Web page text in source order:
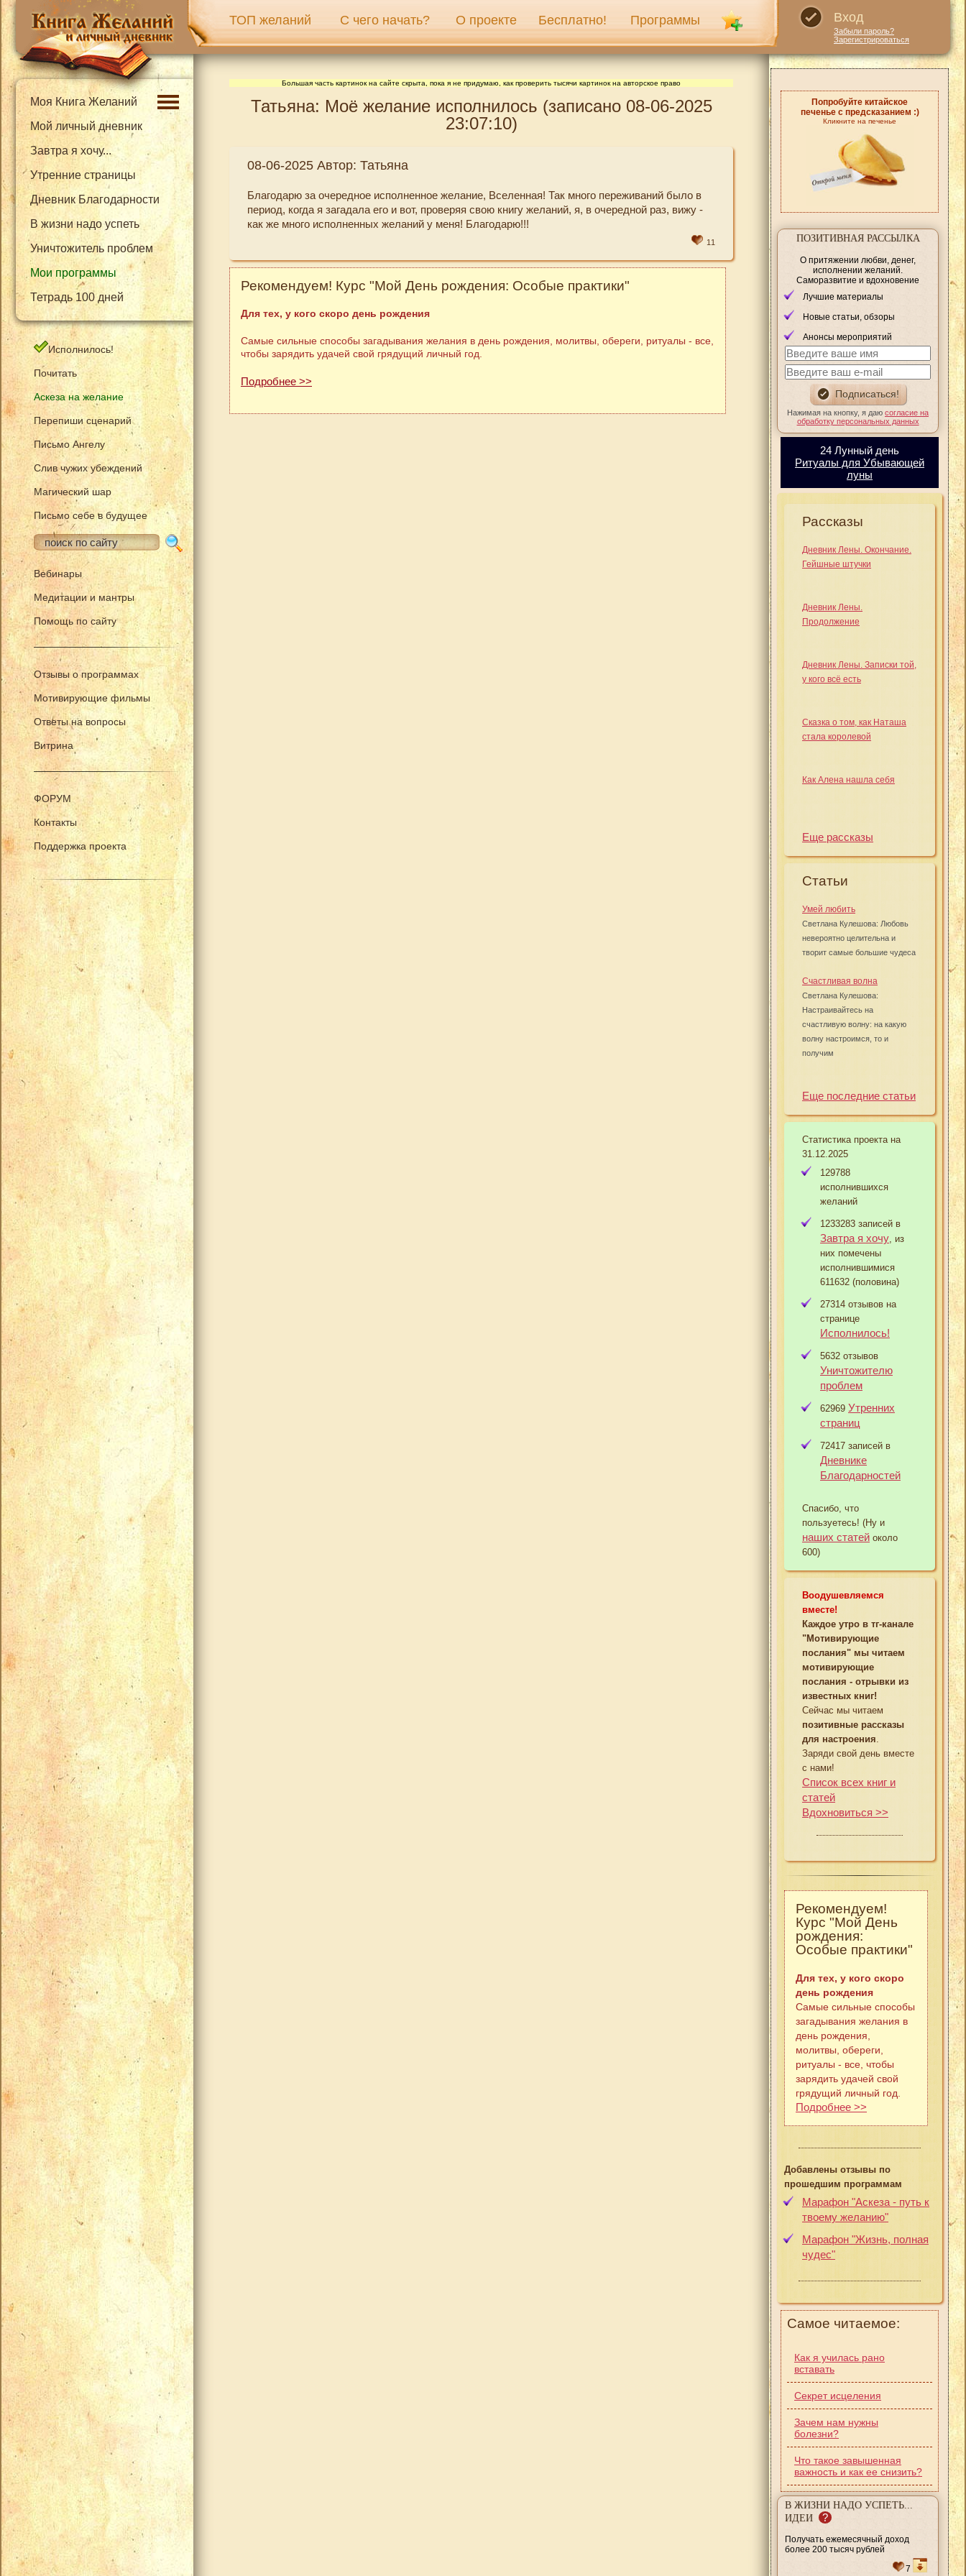
ТОП желаний С чего начать? О проекте Бесплатно! Программы Вход
Забыли пароль?
Зарегистрироваться
Моя Книга Желаний
Мой личный дневник
Завтра я хочу...
Утренние страницы
Дневник Благодарности
В жизни надо успеть
Уничтожитель проблем
Мои программы
Тетрадь 100 дней
Исполнилось!
Почитать
Аскеза на желание
Перепиши сценарий
Письмо Ангелу
Слив чужих убеждений
Магический шар
Письмо себе в будущее
Вебинары
Медитации и мантры
Помощь по сайту
Отзывы о программах
Мотивирующие фильмы
Ответы на вопросы
Витрина
ФОРУМ
Контакты
Поддержка проекта
Большая часть картинок на сайте скрыта, пока я не придумаю, как проверить тысячи картинок на авторское право
Татьяна: Моё желание исполнилось (записано 08-06-2025
23:07:10)
08-06-2025 Автор: Татьяна
Благодарю за очередное исполненное желание, Вселенная! Так много переживаний было в
период, когда я загадала его и вот, проверяя свою книгу желаний, я, в очередной раз, вижу -
как же много исполненных желаний у меня! Благодарю!!!
11
Рекомендуем! Курс "Мой День рождения: Особые практики"
Для тех, у кого скоро день рождения
Самые сильные способы загадывания желания в день рождения, молитвы, обереги, ритуалы - все,
чтобы зарядить удачей свой грядущий личный год.
Подробнее >>
Попробуйте китайское
печенье с предсказанием :)
Кликните на печенье
ПОЗИТИВНАЯ РАССЫЛКА
О притяжении любви, денег,
исполнении желаний.
Саморазвитие и вдохновение
Лучшие материалы
Новые статьи, обзоры
Анонсы мероприятий
Нажимая на кнопку, я даю согласие на
обработку персональных данных
24 Лунный день
Ритуалы для Убывающей
луны
Рассказы
Дневник Лены. Окончание.
Гейшные штучки
Дневник Лены.
Продолжение
Дневник Лены. Записки той,
у кого всё есть
Сказка о том, как Наташа
стала королевой
Как Алена нашла себя
Еще рассказы
Статьи
Умей любить
Светлана Кулешова: Любовь
невероятно целительна и
творит самые большие чудеса
Счастливая волна
Светлана Кулешова:
Настраивайтесь на
счастливую волну: на какую
волну настроимся, то и
получим
Еще последние статьи
Статистика проекта на
31.12.2025
129788
исполнившихся
желаний
1233283 записей в
Завтра я хочу , из
них помечены
исполнившимися
611632 (половина)
27314 отзывов на
странице
Исполнилось!
5632 отзывов
Уничтожителю
проблем
62969 Утренних
страниц
72417 записей в
Дневнике
Благодарностей
Спасибо, что
пользуетесь! (Ну и
наших статей около
600)
Воодушевляемся
вместе!
Каждое утро в тг-канале
"Мотивирующие
послания" мы читаем
мотивирующие
послания - отрывки из
известных книг!
Сейчас мы читаем
позитивные рассказы
для настроения
Заряди свой день вместе
с нами!
Список всех книг и
статей
Вдохновиться >>
Рекомендуем!
Курс "Мой День
рождения:
Особые практики"
Для тех, у кого скоро
день рождения
Самые сильные способы
загадывания желания в
день рождения,
молитвы, обереги,
ритуалы - все, чтобы
зарядить удачей свой
грядущий личный год.
Подробнее >>
Добавлены отзывы по
прошедшим программам
Марафон "Аскеза - путь к
твоему желанию"
Марафон "Жизнь, полная
чудес"
Самое читаемое:
Как я училась рано
вставать
Секрет исцеления
Зачем нам нужны
болезни?
Что такое завышенная
важность и как ее снизить?
В ЖИЗНИ НАДО УСПЕТЬ...
ИДЕИ
?
Получать ежемесячный доход
более 200 тысяч рублей
7